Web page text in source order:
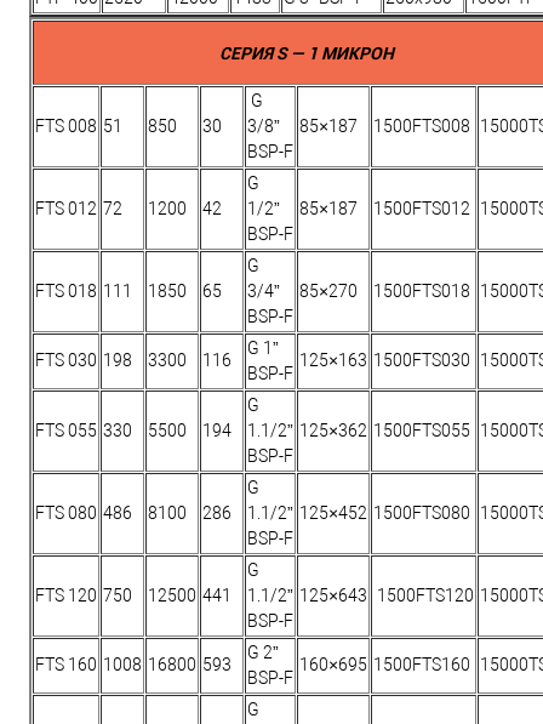
СЕРИЯ S — 1 МИКРОН
FTS 008 51 850 30
G
3/8”
BSP-F
85×187 1500FTS008
FTS 012 72 1200 42
G
1/2”
BSP-F
85×187 1500FTS012
FTS 018 111 1850 65
G
3/4”
BSP-F
85×270 1500FTS018
FTS 030 198 3300 116
G 1”
BSP-F
125×163 1500FTS030
FTS 055 330 5500 194
G
1.1/2”
BSP-F
125×362 1500FTS055
FTS 080 486 8100 286
G
1.1/2”
BSP-F
125×452 1500FTS080
FTS 120 750 12500 441
G
1.1/2”
BSP-F
125×643 1500FTS120
FTS 160 1008 16800 593
G 2”
BSP-F
160×695 1500FTS160
G